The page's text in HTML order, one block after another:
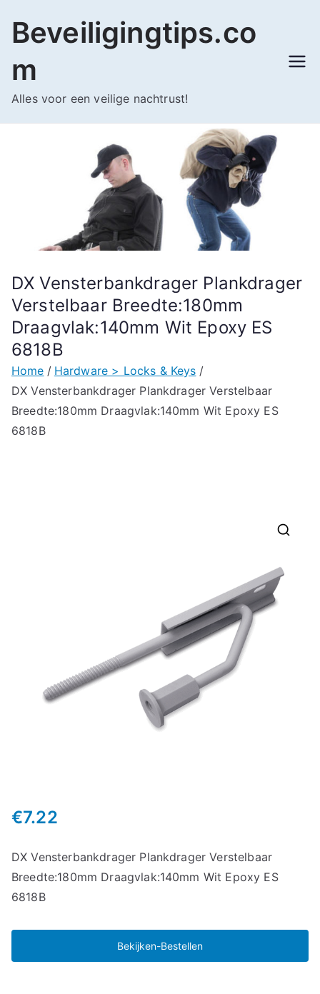
naar
inhoud
Beveiligingtips.co
m
Alles voor een veilige nachtrust!
DX Vensterbankdrager Plankdrager
Verstelbaar Breedte:180mm
Draagvlak:140mm Wit Epoxy ES
6818B
Home
Hardware > Locks & Keys
DX Vensterbankdrager Plankdrager Verstelbaar
Breedte:180mm Draagvlak:140mm Wit Epoxy ES
6818B
€7.22
DX Vensterbankdrager Plankdrager Verstelbaar
Breedte:180mm Draagvlak:140mm Wit Epoxy ES
6818B
Bekijken-Bestellen